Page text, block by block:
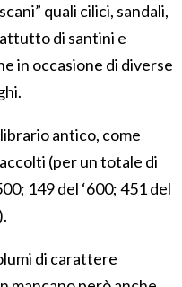
quali cilici, sandali,
di santini e
in occasione di diverse
antico, come
(per un totale di
149 del ‘600; 451 del
di carattere